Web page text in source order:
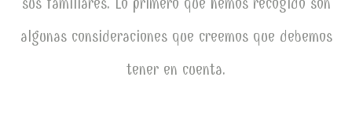
algunas consideraciones que creemos que debemos
tener en cuenta.